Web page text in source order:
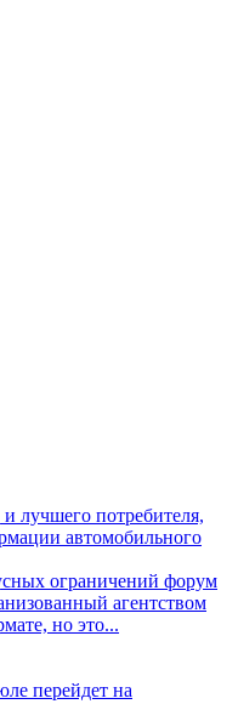
лучшего потребителя,
автомобильного
ограничений форум
агентством
но это...
перейдет на